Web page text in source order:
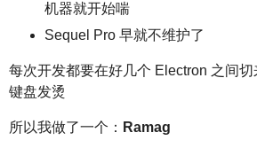
机器就开始喘
Sequel Pro 早就不维护了
每次开发都要在好几个 Electron 之间切
键盘发烫
所以我做了一个： Ramag